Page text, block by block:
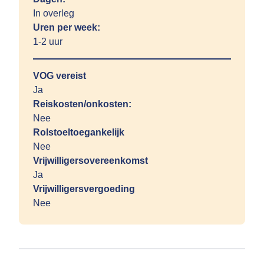
In overleg
Uren per week:
1-2 uur
VOG vereist
Ja
Reiskosten/onkosten:
Nee
Rolstoeltoegankelijk
Nee
Vrijwilligersovereenkomst
Ja
Vrijwilligersvergoeding
Nee